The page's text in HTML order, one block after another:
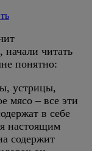
читать
понятно:
устрицы,
мясо – все эти
в себе
настоящим
содержит